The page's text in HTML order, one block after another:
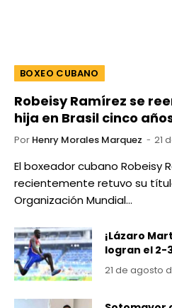
BOXEO CUBANO
Robeisy Ramírez se
hija en Brasil cinco
Por Henry Morales Marquez 21
El boxeador cubano Robeisy
recientemente retuvo su
Organización Mundial…
¡Lázaro
logran el 2-
21 de agosto